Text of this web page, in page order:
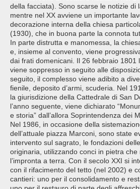
della facciata). Sono scarse le notizie di
mentre nel XX avviene un importante
decorazione interna della chiesa
(1930), che in buona parte la connota
In parte distrutta e manomessa, la
e, insieme al convento, viene
dai frati domenicani. Il 26 febbraio 1801
viene soppresso in seguito alle
seguito, il complesso viene adibito a
fienile, deposito d’armi, scuderia. Nel
la giurisdizione della Cattedrale di San
l’anno seguente, viene dichiarato
e storia” dall’allora Soprintendenza dei
Nel 1986, in occasione della
dell’attuale piazza Marconi, sono state
intervento sul sagrato, le fondazioni
originaria, utilizzando conci in pietra
l’impronta a terra. Con il secolo XXI si
con il rifacimento del tetto (nel 2002) e
cantieri: uno per il consolidamento e